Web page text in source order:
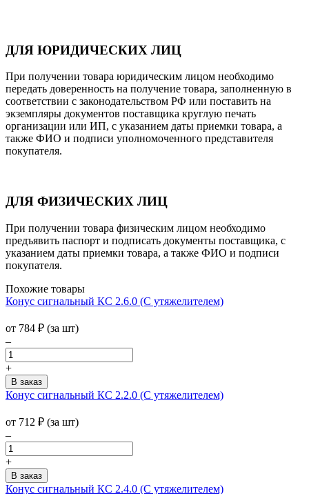
ДЛЯ ЮРИДИЧЕСКИХ ЛИЦ
При получении товара юридическим лицом необходимо
передать доверенность на получение товара, заполненную в
соответствии с законодательством РФ или поставить на
экземпляры документов поставщика круглую печать
организации или ИП, с указанием даты приемки товара, а
также ФИО и подписи уполномоченного представителя
покупателя.
ДЛЯ ФИЗИЧЕСКИХ ЛИЦ
При получении товара физическим лицом необходимо
предъявить паспорт и подписать документы поставщика, с
указанием даты приемки товара, а также ФИО и подписи
покупателя.
Похожие товары
Конус сигнальный КС 2.6.0 (С утяжелителем)
от 784 ₽ (за шт)
–
+
Конус сигнальный КС 2.2.0 (С утяжелителем)
от 712 ₽ (за шт)
–
+
Конус сигнальный КС 2.4.0 (С утяжелителем)